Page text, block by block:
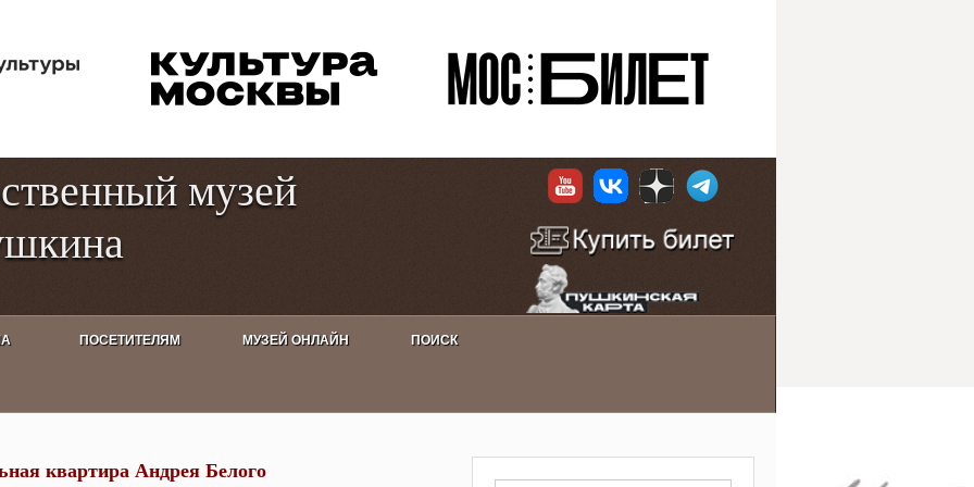
содержанию
contrast
музей
ПОСЕТИТЕЛЯМ МУЗЕЙ ОНЛАЙН ПОИСК
Андрея Белого
квартира Андрея Белого